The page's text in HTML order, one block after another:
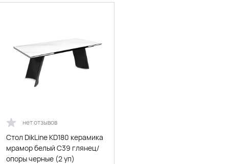
нет отзывов
Стол DikLine KD180 керамика
мрамор белый C39 глянец/
опоры черные (2 уп)